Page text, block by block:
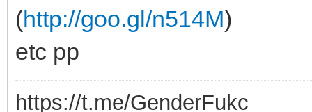
(http://goo.gl/n514M)
etc pp
https://t.me/GenderFukc